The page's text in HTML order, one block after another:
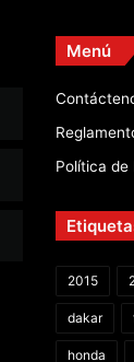
Menú
Política de
2015
dakar
honda